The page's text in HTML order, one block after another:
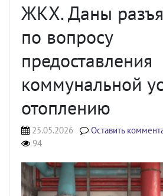
ЖКХ. Даны
по вопросу
предоставления
коммунальной
отоплению
25.05.2026 Оставить
94